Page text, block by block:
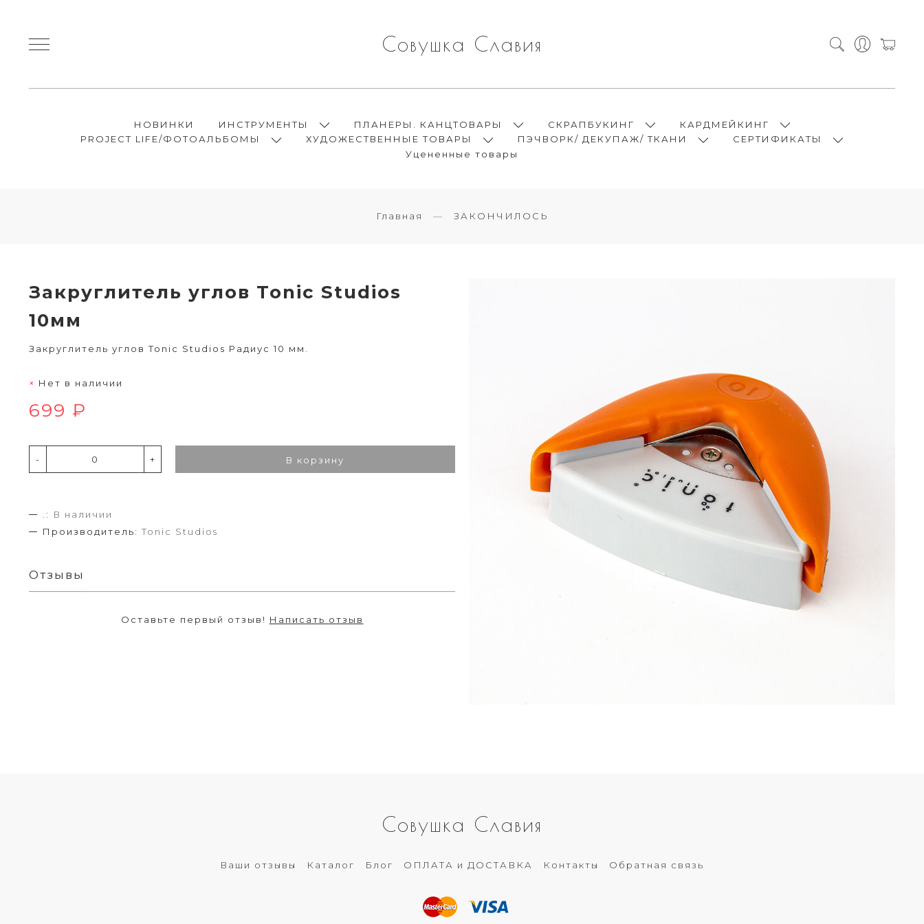
Совушка Славия
НОВИНКИ ИНСТРУМЕНТЫ ПЛАНЕРЫ. КАНЦТОВАРЫ СКРАПБУКИНГ
КАРДМЕЙКИНГ
PROJECT LIFE/ФОТОАЛЬБОМЫ
ХУДОЖЕСТВЕННЫЕ ТОВАРЫ ПЭЧВОРК/ ДЕКУПАЖ/ ТКАНИ
СЕРТИФИКАТЫ
Уцененные товары
Главная ЗАКОНЧИЛОСЬ
Закруглитель углов Tonic Studios
10мм
Закруглитель углов Tonic Studios Радиус 10 мм.
Нет в наличии
699 ₽
- + В корзину
.:
В наличии
Производитель: Tonic Studios
Отзывы
Оставьте первый отзыв! Написать отзыв
Совушка Славия
Ваши отзывы Каталог Блог ОПЛАТА и ДОСТАВКА Контакты Обратная связь